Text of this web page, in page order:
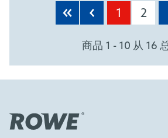
1 2
商品 1 - 10 从 16